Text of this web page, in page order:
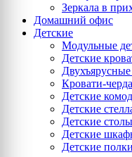
Зеркала в
Домашний офис
Детские
Модульные
Детские
Кровати-
Детские
Детские
Детские столы
Детские
Детские полки